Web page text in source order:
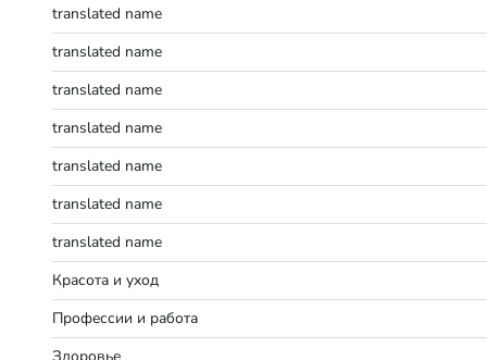
translated name
translated name
translated name
translated name
translated name
translated name
translated name
Красота и уход
Профессии и работа
Здоровье